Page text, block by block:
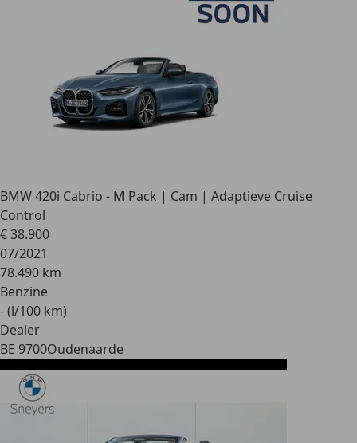
BMW 420i Cabrio - M Pack | Cam | Adaptieve Cruise
Control
€ 38.900
07/2021
78.490 km
Benzine
- (l/100 km)
Dealer
BE 9700Oudenaarde